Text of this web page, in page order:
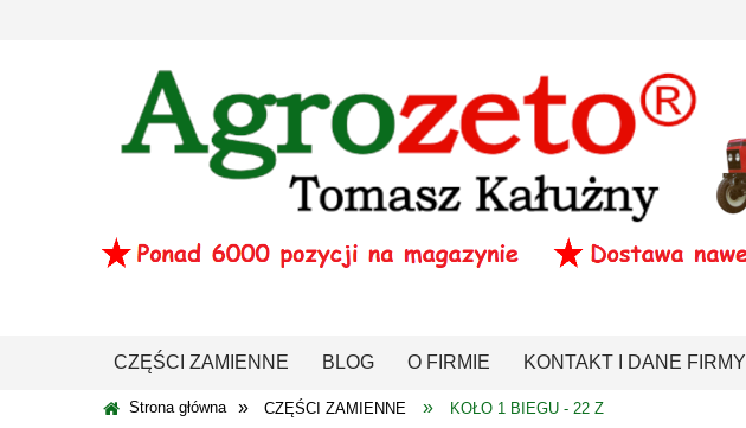
CZĘŚCI ZAMIENNE BLOG O FIRMIE KONTAKT I DANE FIRMY
Strona główna » CZĘŚCI ZAMIENNE » KOŁO 1 BIEGU - 22 Z